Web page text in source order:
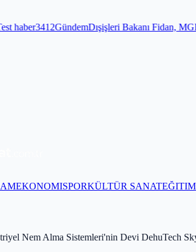
Dışişleri Bakanı Fidan, MGK Genel
EKONOMISPORKÜLTÜR SANATEĞITIM
Nem Alma Sistemleri'nin Devi DehuTech